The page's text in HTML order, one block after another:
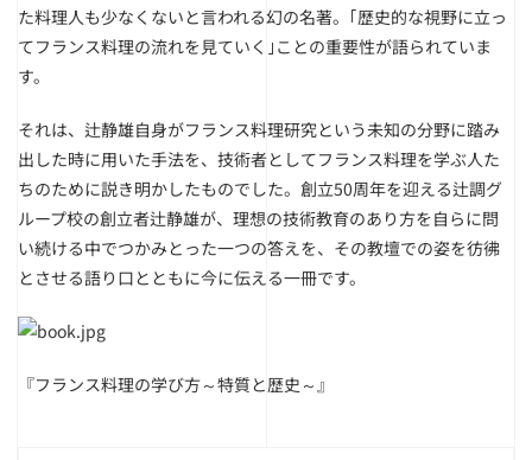
た料理人も少なくないと言われる幻の名著。｢歴史的な視野に立っ
てフランス料理の流れを見ていく｣ことの重要性が語られていま
す。
それは、辻静雄自身がフランス料理研究という未知の分野に踏み
出した時に用いた手法を、技術者としてフランス料理を学ぶ人た
ちのために説き明かしたものでした。創立50周年を迎える辻調グ
ループ校の創立者辻静雄が、理想の技術教育のあり方を自らに問
い続ける中でつかみとった一つの答えを、その教壇での姿を彷彿
とさせる語り口とともに今に伝える一冊です。
『フランス料理の学び方～特質と歴史～』